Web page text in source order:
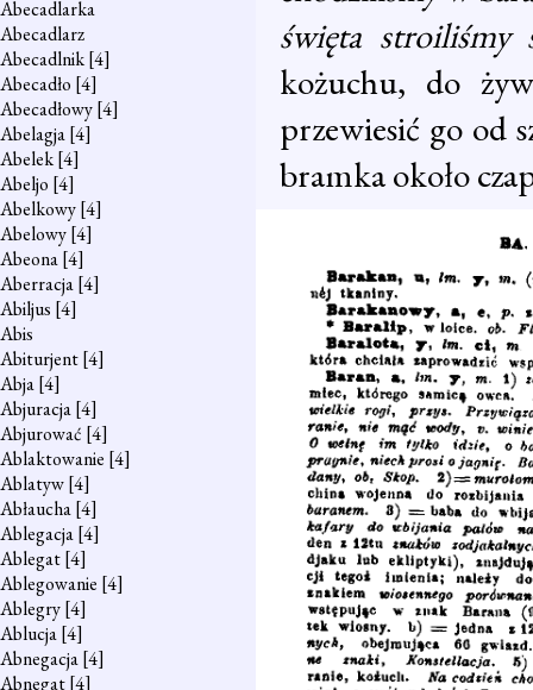
Abecadlarka
Abecadlarz
Abecadlnik[4]
Abecadło [4]
Abecadłowy[4]
Abelagja[4]
Abelek[4]
Abeljo [4]
Abelkowy[4]
Abelowy[4]
Abeona[4]
Aberracja[4]
Abiljus [4]
Abis
Abiturjent[4]
Abja[4]
Abjuracja[4]
Abjurować [4]
Ablaktowanie [4]
Ablatyw[4]
Abłaucha[4]
Ablegacja[4]
Ablegat[4]
Ablegowanie [4]
Ablegry[4]
Ablucja[4]
Abnegacja[4]
Abnegat[4]
święta
kożuchu, do
przewiesić go od
bramka około